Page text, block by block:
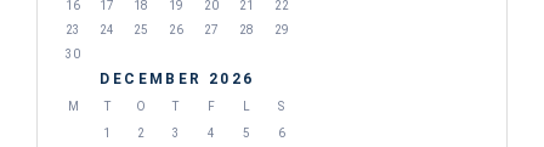
16 17 18 19 20 21
22
23
24 25 26 27 28
29
30
DECEMBER 2026
M T O T F L
S
1
2 3 4 5
6